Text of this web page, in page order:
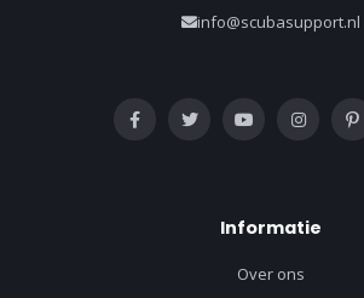
info@scubasupport.nl
Informatie
Over ons